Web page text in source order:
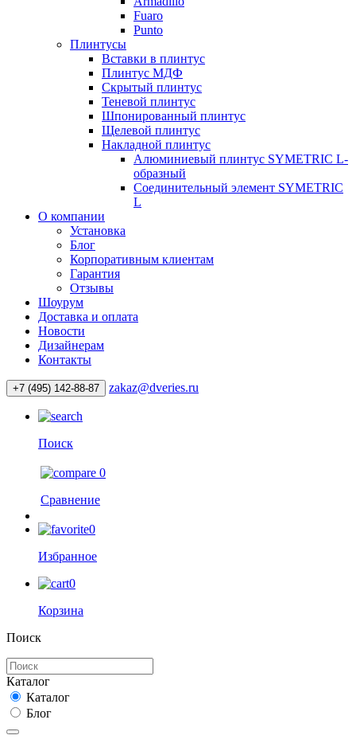
Fuaro
Punto
Плинтусы
Вставки в плинтус
Плинтус МДФ
Скрытый плинтус
Теневой плинтус
Шпонированный плинтус
Щелевой плинтус
Накладной плинтус
Алюминиевый плинтус SYMETRIC L-
образный
Соединительный элемент SYMETRIC
L
О компании
Установка
Блог
Корпоративным клиентам
Гарантия
Отзывы
Шоурум
Доставка и оплата
Новости
Дизайнерам
Контакты
+7 (495) 142-88-87 zakaz@dveries.ru
Поиск
0
Сравнение
0
Избранное
0
Корзина
Поиск
Каталог
Каталог
Блог